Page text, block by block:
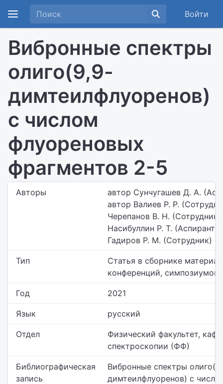
Войти
Вибронные спектры
олиго(9,9-
димтеилфлуоренов)
с числом
флуореновых
фрагментов 2-5
Авторы
автор Сунчугашев Д. А.
автор Валиев Р. Р.
Черепанов В. Н.
Насибуллин Р. Т. (Аспирант),
Гадиров Р. М. (Сотрудник)
Тип
Статья в сборнике
конференций, симпозиумов
Год 2021
Язык русский
Отдел Физический факультет, каф.
спектроскопии (ФФ)
Библиографическая
запись
Вибронные спектры
димтеилфлуоренов) с